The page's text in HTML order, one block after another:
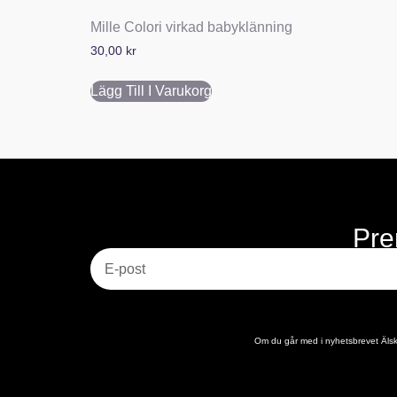
Mille Colori virkad babyklänning
30,00 kr
Lägg Till I Varukorg
Om du går med i nyhetsbrevet